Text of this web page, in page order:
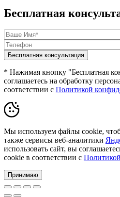
Бесплатная
* Нажимая кнопку "Бесплатная
соглашаетесь на обработку
соответствии с Политикой
Мы используем файлы cookie,
также сервисы веб-аналитики
использовать сайт, вы
cookie в соответствии с
Принимаю